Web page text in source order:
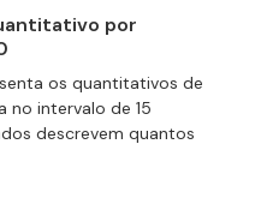
por
os quantitativos de
no intervalo de 15
descrevem quantos